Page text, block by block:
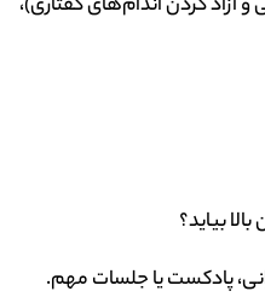
و آزاد کردن اندام‌های گفتاری)،
بیاید؟